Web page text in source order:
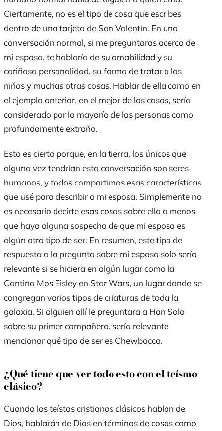
Ciertamente, no es el tipo de cosa que escribes
dentro de una tarjeta de San Valentín. En una
conversación normal, si me preguntaras acerca de
mi esposa, te hablaría de su amabilidad y su
cariñosa personalidad, su forma de tratar a los
niños y muchas otras cosas. Hablar de ella como en
el ejemplo anterior, en el mejor de los casos, sería
considerado por la mayoría de las personas como
profundamente extraño.
Esto es cierto porque, en la tierra, los únicos que
alguna vez tendrían esta conversación son seres
humanos, y todos compartimos esas características
que usé para describir a mi esposa. Simplemente no
es necesario decirte esas cosas sobre ella a menos
que haya alguna sospecha de que mi esposa es
algún otro tipo de ser. En resumen, este tipo de
respuesta a la pregunta sobre mi esposa solo sería
relevante si se hiciera en algún lugar como la
Cantina Mos Eisley en Star Wars, un lugar donde se
congregan varios tipos de criaturas de toda la
galaxia. Si alguien allí le preguntara a Han Solo
sobre su primer compañero, sería relevante
mencionar qué tipo de ser es Chewbacca.
¿Qué tiene que ver todo esto con el teísmo
clásico?
Cuando los teístas cristianos clásicos hablan de
Dios, hablarán de Dios en términos de cosas como